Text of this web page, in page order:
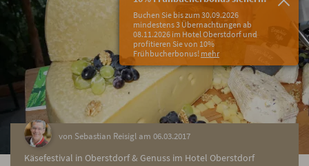
Buchen Sie bis zum 30.09.2026
mindestens 3 Übernachtungen ab
08.11.2026 im Hotel Oberstdorf und
profitieren Sie von 10%
Frühbucherbonus! mehr
PERSONEN
2 Personen
BUCHEN
von Sebastian Reisigl am 06.03.2017
Käsefestival in Oberstdorf & Genuss im Hotel Oberstdorf